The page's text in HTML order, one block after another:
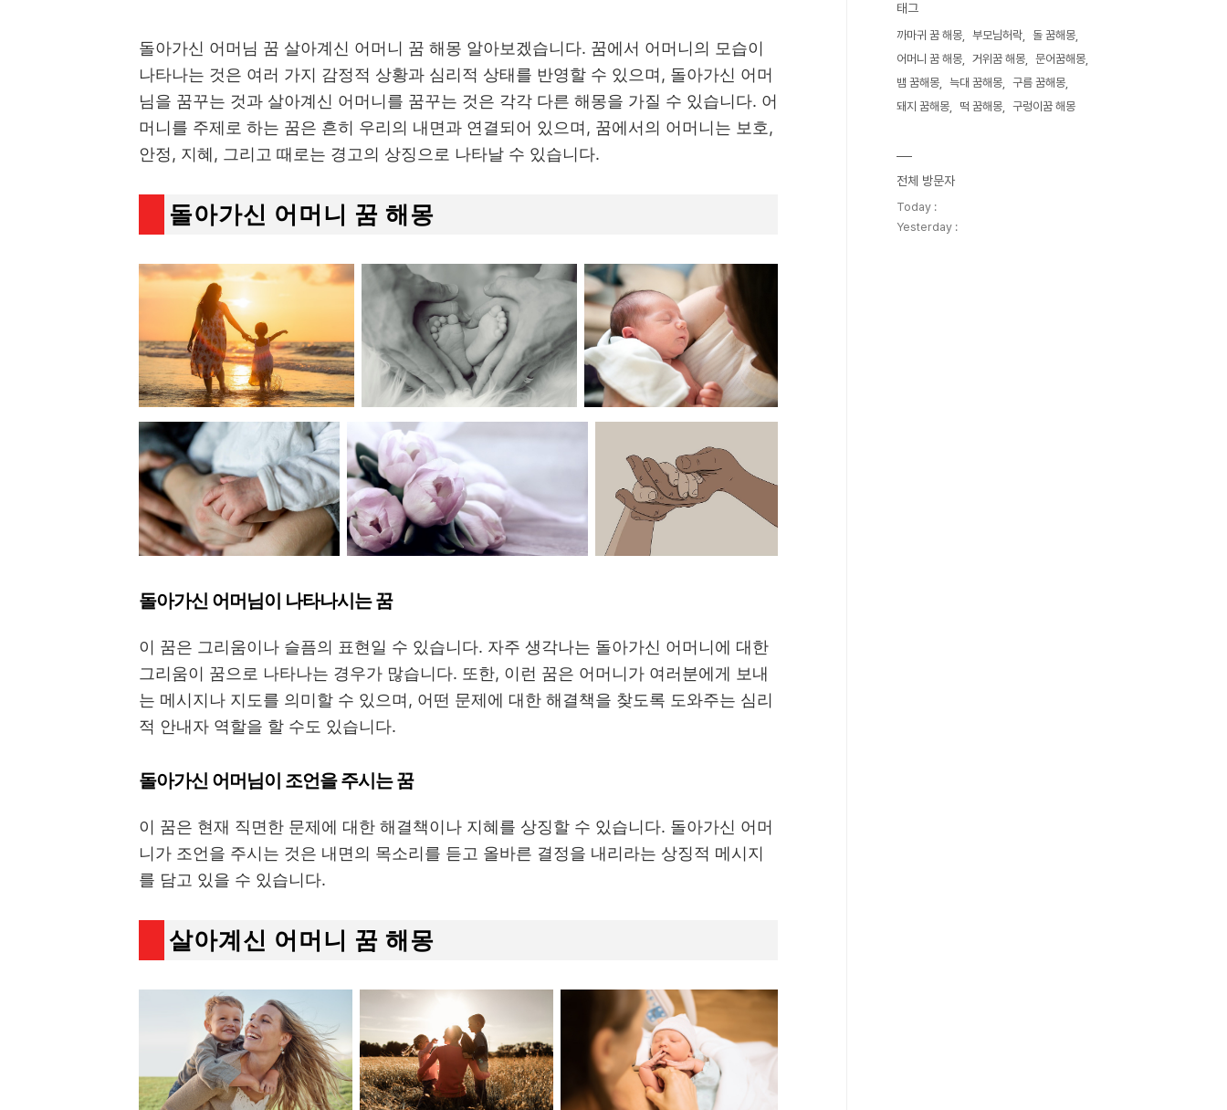
돌아가신 어머님 꿈 살아계신 어머니 꿈 해몽 알아보겠습니다. 꿈에서 어머니의 모습이
나타나는 것은 여러 가지 감정적 상황과 심리적 상태를 반영할 수 있으며, 돌아가신 어머
님을 꿈꾸는 것과 살아계신 어머니를 꿈꾸는 것은 각각 다른 해몽을 가질 수 있습니다. 어
머니를 주제로 하는 꿈은 흔히 우리의 내면과 연결되어 있으며, 꿈에서의 어머니는 보호,
안정, 지혜, 그리고 때로는 경고의 상징으로 나타날 수 있습니다.
돌아가신 어머니 꿈 해몽
돌아가신 어머님이 나타나시는 꿈
이 꿈은 그리움이나 슬픔의 표현일 수 있습니다. 자주 생각나는 돌아가신 어머니에 대한
그리움이 꿈으로 나타나는 경우가 많습니다. 또한, 이런 꿈은 어머니가 여러분에게 보내
는 메시지나 지도를 의미할 수 있으며, 어떤 문제에 대한 해결책을 찾도록 도와주는 심리
적 안내자 역할을 할 수도 있습니다.
돌아가신 어머님이 조언을 주시는 꿈
이 꿈은 현재 직면한 문제에 대한 해결책이나 지혜를 상징할 수 있습니다. 돌아가신 어머
니가 조언을 주시는 것은 내면의 목소리를 듣고 올바른 결정을 내리라는 상징적 메시지
를 담고 있을 수 있습니다.
살아계신 어머니 꿈 해몽
태그
까마귀 꿈 해몽 부모님허락
돌 꿈해몽
어머니 꿈 해몽
거위꿈 해몽
문어꿈해몽
뱀 꿈해몽
늑대 꿈해몽
구름 꿈해몽
돼지 꿈해몽
떡 꿈해몽 구렁이꿈 해몽
전체 방문자
Today :
Yesterday :